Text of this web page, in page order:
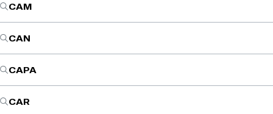
CAM
CAN
CAPA
CAR